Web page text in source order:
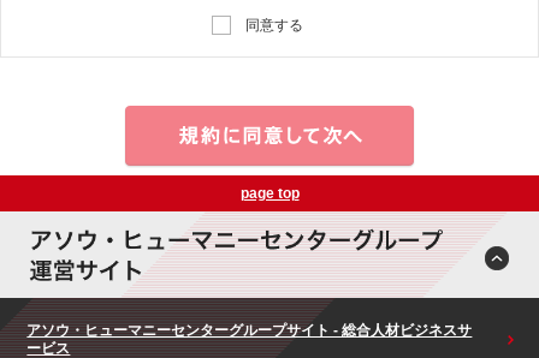
同意する
page top
アソウ・ヒューマニーセンターグループサイト - 総合人材ビジネスサ
ービス